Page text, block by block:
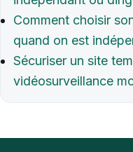
Comment choisir
quand on est
Sécuriser un site
vidéosurveillance